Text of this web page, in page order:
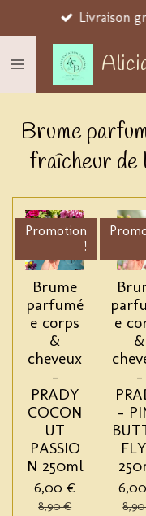
au
contenu
principal
Livraison
Brume
fraîcheur de
Promotion
!
Brume
parfumé
e corps
&
cheveux
-
PRADY
COCON
UT
PASSIO
N 250ml
6,00 €
8,90 €
e
&
-
-